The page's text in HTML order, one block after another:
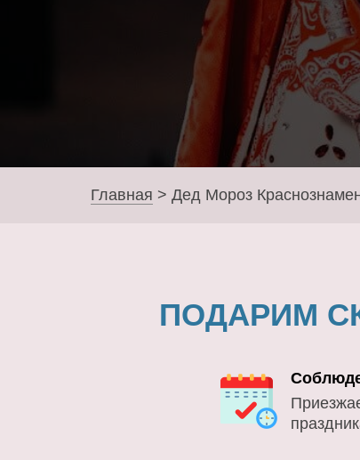
Главная > Дед Мороз
ПОДАРИМ